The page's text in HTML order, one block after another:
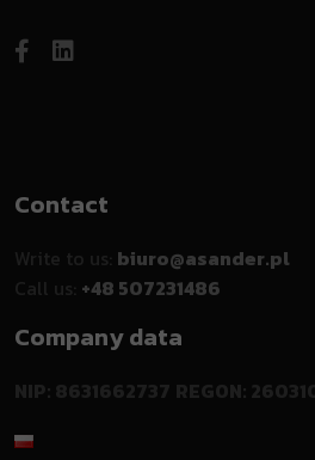
Contact
Write to us:
biuro@asander.pl
Call us:
+48 507231486
Company data
NIP: 8631662737 REGON: